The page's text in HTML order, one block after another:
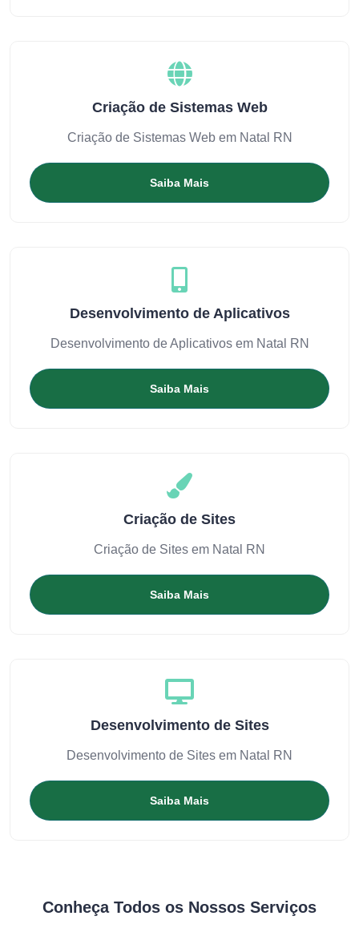
Criação de Sistemas Web
Criação de Sistemas Web em Natal RN
Saiba Mais
Desenvolvimento de Aplicativos
Desenvolvimento de Aplicativos em Natal RN
Saiba Mais
Criação de Sites
Criação de Sites em Natal RN
Saiba Mais
Desenvolvimento de Sites
Desenvolvimento de Sites em Natal RN
Saiba Mais
Conheça Todos os Nossos Serviços